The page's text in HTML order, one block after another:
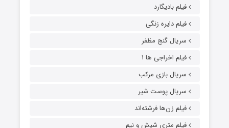
فیلم بادیگارد
فیلم دایره زنگی
سریال گنج مظفر
فیلم اخراجی ها ۱
سریال بازی مرکب
سریال پوست شیر
فیلم زن‌ها فرشته‌اند
فیلم متری شیش و نیم